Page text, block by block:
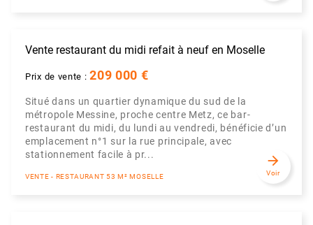
Vente restaurant du midi refait à neuf en Moselle
Prix de vente :209 000 €
Situé dans un quartier dynamique du sud de la
métropole Messine, proche centre Metz, ce bar-
restaurant du midi, du lundi au vendredi, bénéficie d’un
emplacement n°1 sur la rue principale, avec
stationnement facile à pr...
VENTE - RESTAURANT 53 M² MOSELLE
arrow_forward
Voir